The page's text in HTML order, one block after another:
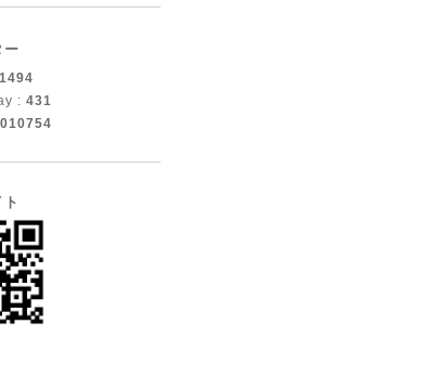
ー
1494
: 431